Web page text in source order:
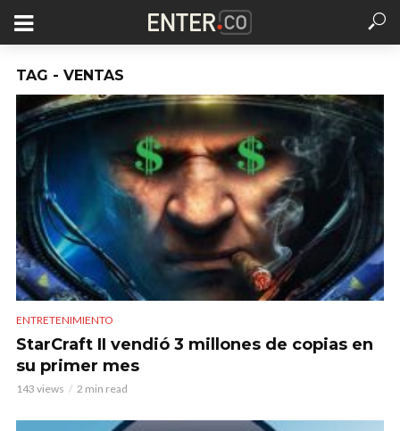
TAG - VENTAS
ENTRETENIMIENTO
StarCraft II vendió 3 millones de copias en
su primer mes
143 views 2 min read